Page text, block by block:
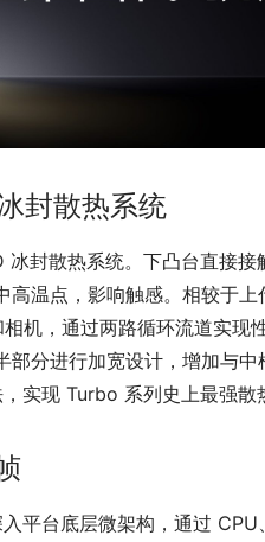
封散热系统
封散热系统。下凸台直接接
温点，影响触感。相较于
机，通过两路循环流道实现
分进行加宽设计，增加与
实现 Turbo 系列史上最强散
台底层微架构，通过 CPU